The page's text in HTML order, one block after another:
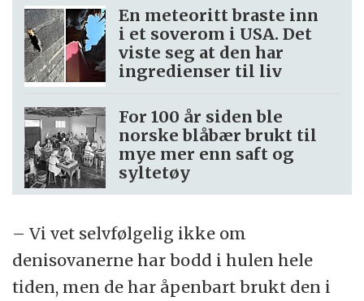
En meteoritt braste inn
i et soverom i USA. Det
viste seg at den har
ingredienser til liv
For 100 år siden ble
norske blåbær brukt til
mye mer enn saft og
syltetøy
– Vi vet selvfølgelig ikke om
denisovanerne har bodd i hulen hele
tiden, men de har åpenbart brukt den i